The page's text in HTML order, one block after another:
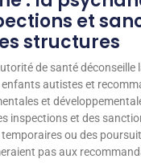
et
structures
de santé déconseille
autistes et
et
inspections et des
ou des
pas aux